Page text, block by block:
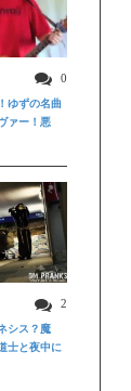
0
ゆずの名曲
ァー！悪
2
シス？魔
士と夜中に